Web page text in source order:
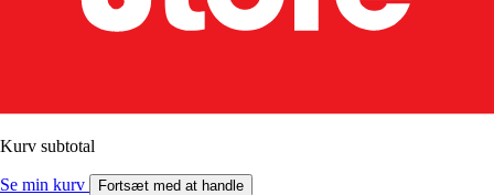
Kurv subtotal
Se min kurv Fortsæt med at handle